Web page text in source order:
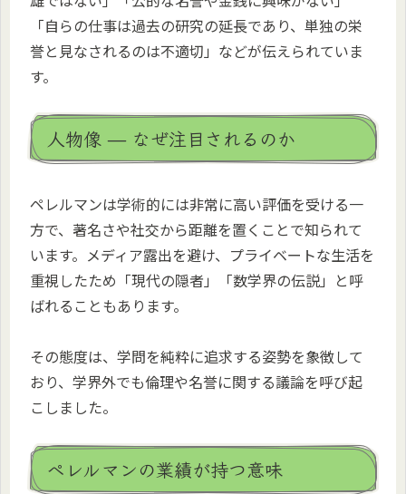
「自らの仕事は過去の研究の延長であり、単独の栄
誉と見なされるのは不適切」などが伝えられていま
す。
人物像 — なぜ注目されるのか
ペレルマンは学術的には非常に高い評価を受ける一
方で、著名さや社交から距離を置くことで知られて
います。メディア露出を避け、プライベートな生活を
重視したため「現代の隠者」「数学界の伝説」と呼
ばれることもあります。
その態度は、学問を純粋に追求する姿勢を象徴して
おり、学界外でも倫理や名誉に関する議論を呼び起
こしました。
ペレルマンの業績が持つ意味